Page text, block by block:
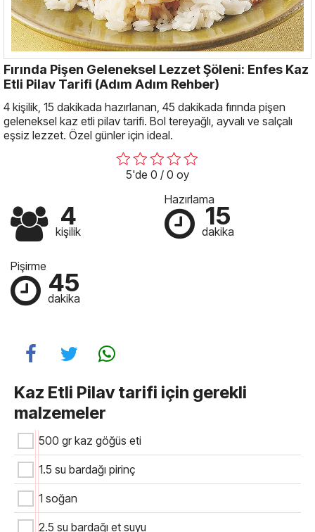
Fırında Pişen Geleneksel Lezzet Şöleni: Enfes Kaz
Etli Pilav Tarifi (Adım Adım Rehber)
4 kişilik, 15 dakikada hazırlanan, 45 dakikada fırında pişen
geleneksel kaz etli pilav tarifi. Bol tereyağlı, ayvalı ve salçalı
eşsiz lezzet. Özel günler için ideal.
5'de 0 / 0 oy
4
kişilik
Hazırlama
15
dakika
Pişirme
45
dakika
Kaz Etli Pilav tarifi için gerekli
malzemeler
500 gr kaz göğüs eti
1.5 su bardağı pirinç
1 soğan
2.5 su bardağı et suyu